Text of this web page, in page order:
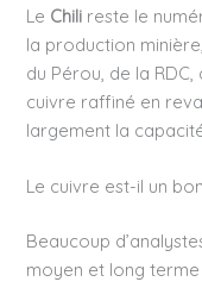
Le Chili reste le
la production
du Pérou, de la
cuivre raffiné en
largement la
Le cuivre est-il un
Beaucoup
moyen et long